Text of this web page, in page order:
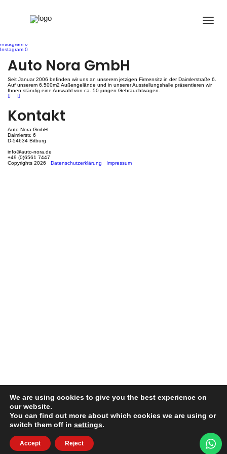
Instagram 0
Post
navigation
Instagram 0
Instagram 0
Auto Nora GmbH
Seit Januar 2006 befinden wir uns an unserem jetzigen Firmensitz in der Daimlerstraße 6.
Auf unserem 6.500m2 Außengelände und in unserer Ausstellungshalle präsentieren wir
Ihnen ständig eine Auswahl von ca. 50 jungen Gebrauchtwagen.
Kontakt
Auto Nora GmbH
Daimlerstr. 6
D-54634 Bitburg
info@auto-nora.de
+49 (0)6561 7447
Copyrights 2026 Datenschutzerklärung Impressum
We are using cookies to give you the best experience on
our website.
You can find out more about which cookies we are using or
switch them off in settings.
Accept Reject